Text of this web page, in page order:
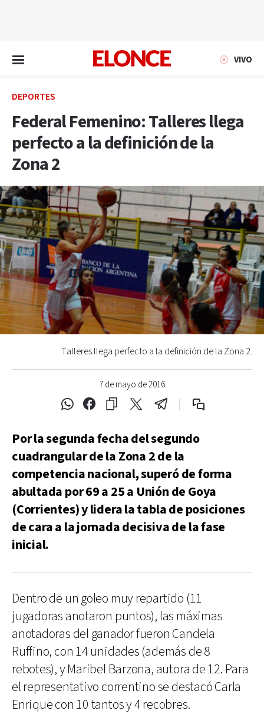
VIVO
DEPORTES
Federal Femenino: Talleres llega
perfecto a la definición de la
Zona 2
7 de mayo de 2016
Talleres llega perfecto a la definición de la Zona 2.
Por la segunda fecha del segundo
cuadrangular de la Zona 2 de la
competencia nacional, superó de forma
abultada por 69 a 25 a Unión de Goya
(Corrientes) y lidera la tabla de posiciones
de cara a la jornada decisiva de la fase
inicial.
Dentro de un goleo muy repartido (11
jugadoras anotaron puntos), las máximas
anotadoras del ganador fueron Candela
Ruffino, con 14 unidades (además de 8
rebotes), y Maribel Barzona, autora de 12. Para
el representativo correntino se destacó Carla
Enrique con 10 tantos y 4 recobres.